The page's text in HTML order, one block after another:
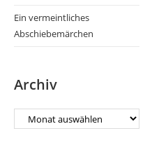
Ein vermeintliches
Abschiebemärchen
Archiv
Archiv